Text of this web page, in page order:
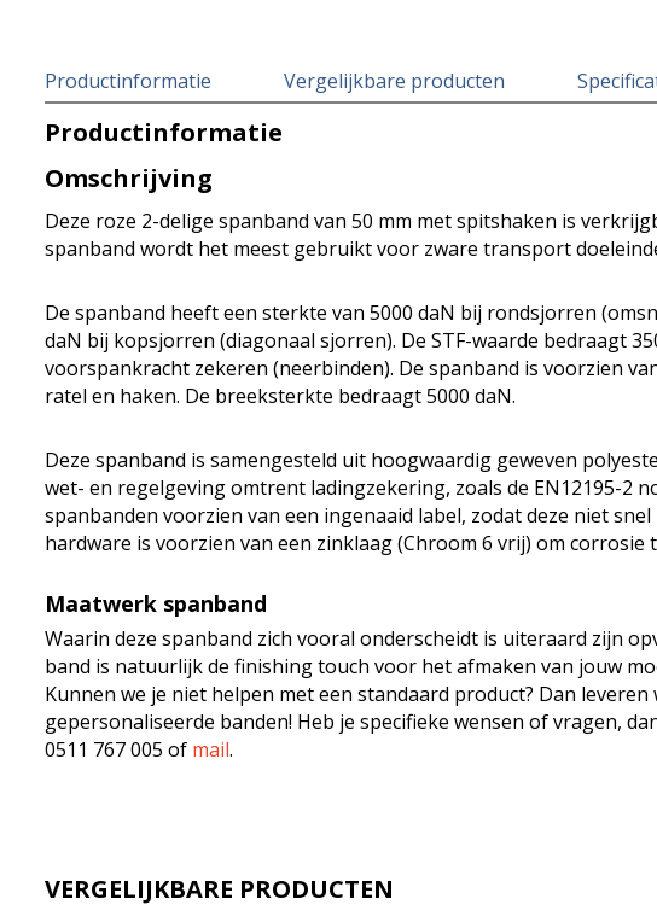
Productinformatie Vergelijkbare producten
Productinformatie
Omschrijving
Deze roze 2-delige spanband van 50 mm met spitshaken is
spanband wordt het meest gebruikt voor zware transport
De spanband heeft een sterkte van 5000 daN bij rondsjorren
daN bij kopsjorren (diagonaal sjorren). De STF-waarde bedraagt
voorspankracht zekeren (neerbinden). De spanband is voorzien
ratel en haken. De breeksterkte bedraagt 5000 daN.
Deze spanband is samengesteld uit hoogwaardig geweven
wet- en regelgeving omtrent ladingzekering, zoals de EN12195-2
spanbanden voorzien van een ingenaaid label, zodat deze niet snel
hardware is voorzien van een zinklaag (Chroom 6 vrij) om corrosie
Maatwerk spanband
Waarin deze spanband zich vooral onderscheidt is uiteraard zijn
band is natuurlijk de finishing touch voor het afmaken van jouw
Kunnen we je niet helpen met een standaard product? Dan
gepersonaliseerde banden! Heb je specifieke wensen of vragen,
0511 767 005 of mail.
VERGELIJKBARE PRODUCTEN